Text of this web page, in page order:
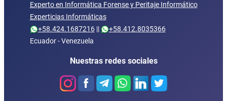
Experto en Informática Forense y Peritaje Informático
Experticias Informáticas
+58.424.1687216||
+58.412.8035366
Ecuador - Venezuela
Nuestras redes sociales